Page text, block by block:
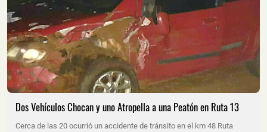
Dos Vehículos Chocan y uno Atropella a una Peatón en Ruta 13
Cerca de las 20 ocurrió un accidente de tránsito en el km 48 Ruta